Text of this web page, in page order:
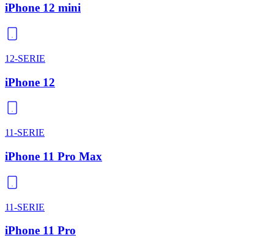
iPhone 12 mini
12-SERIE
iPhone 12
11-SERIE
iPhone 11 Pro Max
11-SERIE
iPhone 11 Pro